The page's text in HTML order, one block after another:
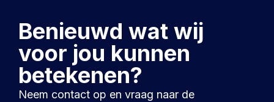
Benieuwd wat wij
voor jou kunnen
betekenen?
Neem contact op en vraag naar de